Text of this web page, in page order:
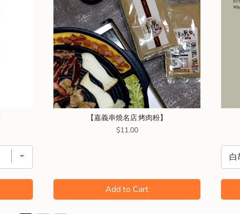
【嘉義串燒名店 烤肉粉】
Price
$11.00
Add to Cart